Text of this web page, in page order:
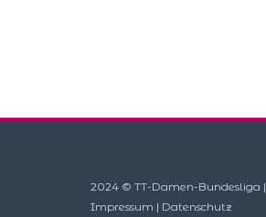
2024 © TT-Damen-Bundesliga |
Impressum | Datenschutz